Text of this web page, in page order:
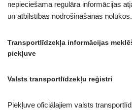
nepieciešama regulāra informācijas
un atbilstības nodrošināšanas nolūkos.
Transportlīdzekļa informācijas
piekļuve
Valsts transportlīdzekļu reģistri
Piekļuve oficiālajiem valsts